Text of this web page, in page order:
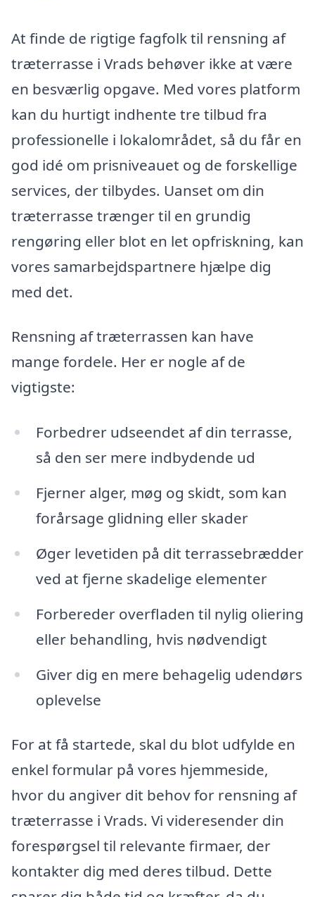
At finde de rigtige fagfolk til rensning af
træterrasse i Vrads behøver ikke at være
en besværlig opgave. Med vores platform
kan du hurtigt indhente tre tilbud fra
professionelle i lokalområdet, så du får en
god idé om prisniveauet og de forskellige
services, der tilbydes. Uanset om din
træterrasse trænger til en grundig
rengøring eller blot en let opfriskning, kan
vores samarbejdspartnere hjælpe dig
med det.
Rensning af træterrassen kan have
mange fordele. Her er nogle af de
vigtigste:
Forbedrer udseendet af din terrasse,
så den ser mere indbydende ud
Fjerner alger, møg og skidt, som kan
forårsage glidning eller skader
Øger levetiden på dit terrassebrædder
ved at fjerne skadelige elementer
Forbereder overfladen til nylig oliering
eller behandling, hvis nødvendigt
Giver dig en mere behagelig udendørs
oplevelse
For at få startede, skal du blot udfylde en
enkel formular på vores hjemmeside,
hvor du angiver dit behov for rensning af
træterrasse i Vrads. Vi videresender din
forespørgsel til relevante firmaer, der
kontakter dig med deres tilbud. Dette